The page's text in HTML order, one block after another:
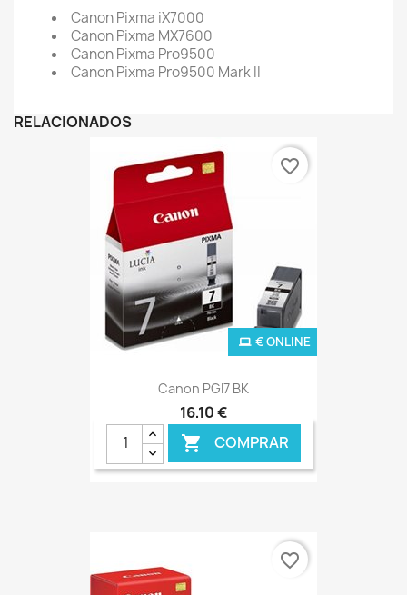
Canon Pixma iX7000
Canon Pixma MX7600
Canon Pixma Pro9500
Canon Pixma Pro9500 Mark II
RELACIONADOS
Canon PGI7 BK
16,10 €
 COMPRAR
€ ONLINE
favorite_border
favorite_border